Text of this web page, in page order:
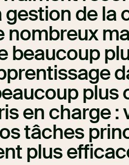
gestion de la
nombreux
beaucoup
plus
en charge :
tâches
plus